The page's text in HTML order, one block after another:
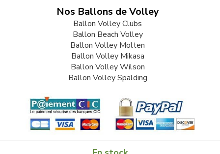
Nos Ballons de Volley
Ballon Volley Clubs
Ballon Beach Volley
Ballon Volley Molten
Ballon Volley Mikasa
Ballon Volley Wilson
Ballon Volley Spalding